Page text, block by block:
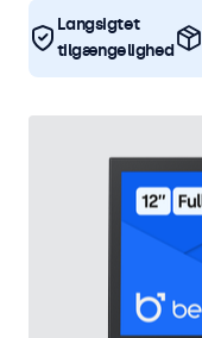
Langsigtet
tilgængelighed